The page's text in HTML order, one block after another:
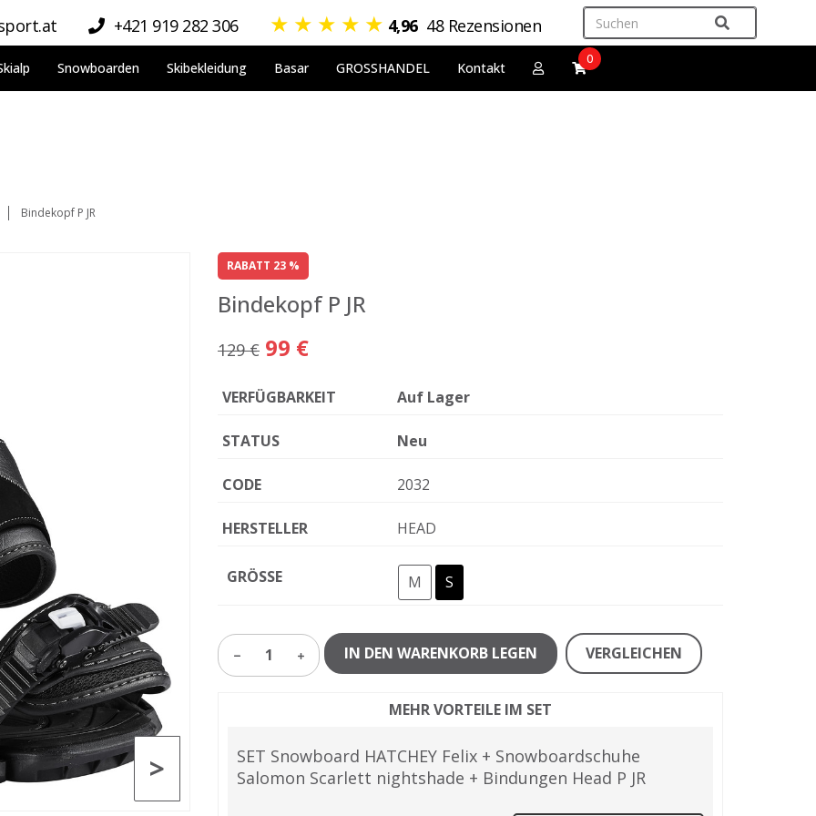
+421 919 282 306 ★ ★ ★ ★ ★ 4,96 48 Rezensionen
Snowboarden Skibekleidung Basar GROSSHANDEL Kontakt
0
Bindekopf P JR
>
RABATT 23 %
Bindekopf P JR
129 € 99 €
VERFÜGBARKEIT Auf Lager
STATUS Neu
CODE 2032
HERSTELLER HEAD
GRÖSSE M S
1 IN DEN WARENKORB LEGEN VERGLEICHEN
MEHR VORTEILE IM SET
SET Snowboard HATCHEY Felix + Snowboardschuhe
Salomon Scarlett nightshade + Bindungen Head P JR